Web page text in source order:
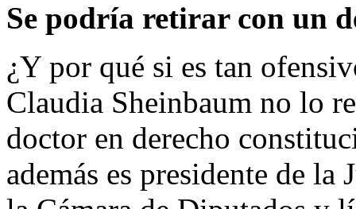
Se podría retirar con un
¿Y por qué si es tan
Claudia Sheinbaum no lo
doctor en derecho
además es presidente de